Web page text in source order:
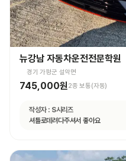
뉴강남 자동차운전전문학원
경기 가평군 설악면
745,000원2종 보통(자동)
작성자 : S시리즈
셔틀로데려다주셔서 좋아요